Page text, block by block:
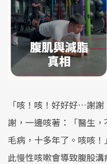
「咳！咳！好好好…謝
謝，一邊咳著：「醫生
毛病，十多年了。咳咳
此慢性咳嗽會導致腹股